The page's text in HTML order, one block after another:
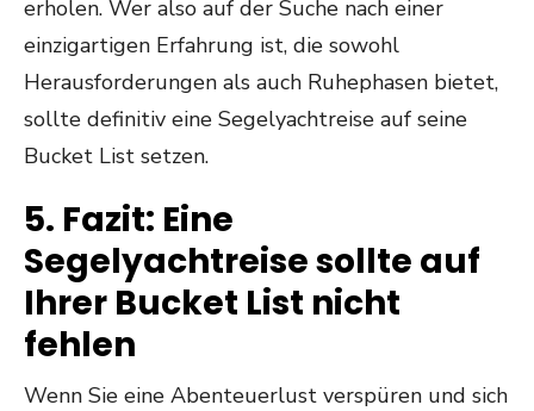
erholen. Wer also auf der Suche nach einer
einzigartigen Erfahrung ist, die sowohl
Herausforderungen als auch Ruhephasen bietet,
sollte definitiv eine Segelyachtreise auf seine
Bucket List setzen.
5. Fazit: Eine
Segelyachtreise sollte auf
Ihrer Bucket List nicht
fehlen
Wenn Sie eine Abenteuerlust verspüren und sich